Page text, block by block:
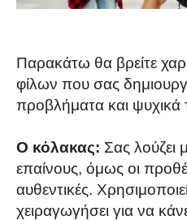
Παρακάτω θα βρείτε
φίλων που σας
προβλήματα και ψυχικά
Ο κόλακας: Σας λούζει
επαίνους, όμως οι
αυθεντικές.
χειραγωγήσει για να